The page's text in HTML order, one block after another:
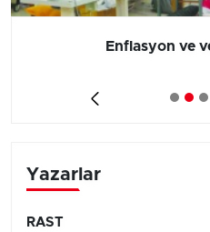
Enflasyon ve
Yazarlar
RAST